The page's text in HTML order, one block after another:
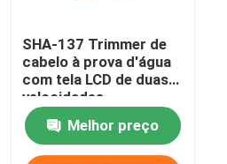
SHA-137 Trimmer de
cabelo à prova d'água
com tela LCD de duas
velocidades
Melhor preço